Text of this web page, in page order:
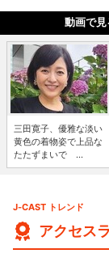
動画で見
三田寛子、優雅な淡い
黄色の着物姿で上品な
たたずまいで ...
J-CAST トレンド
アクセス